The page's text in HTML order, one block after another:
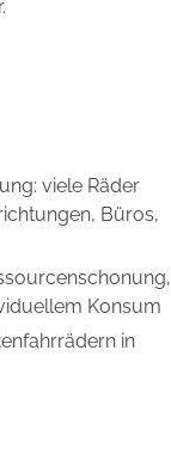
viele Räder
Büros,
Konsum
in